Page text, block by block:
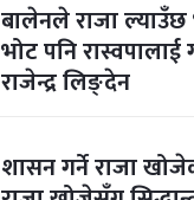
बालेनले राजा ल्याउँछ
भोट पनि
राजेन्द्र लिङ्देन
शासन गर्ने राजा